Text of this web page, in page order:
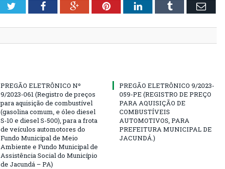
TwitterFacebookGoogle+PinterestLinkedInTumblr Email
PREGÃO ELETRÔNICO Nº
9/2023-061 (Registro de preços
para aquisição de combustível
(gasolina comum, e óleo diesel
S-10 e diesel S-500), para a frota
de veículos automotores do
Fundo Municipal de Meio
Ambiente e Fundo Municipal de
Assistência Social do Município
de Jacundá – PA)
PREGÃO ELETRÔNICO 9/2023-
059-PE (REGISTRO DE PREÇO
PARA AQUISIÇÃO DE
COMBUSTÍVEIS
AUTOMOTIVOS, PARA
PREFEITURA MUNICIPAL DE
JACUNDÁ.)